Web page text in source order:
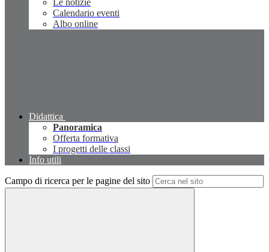
Le notizie
Calendario eventi
Albo online
Didattica
Panoramica
Offerta formativa
I progetti delle classi
Info utili
Campo di ricerca per le pagine del sito